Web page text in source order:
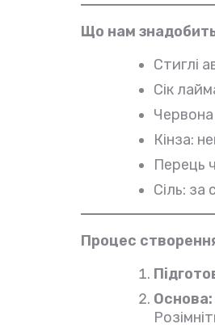
Що нам
Стиглі
Сік
Кінза:
Перець
Сіль: за
Процес
Основа: